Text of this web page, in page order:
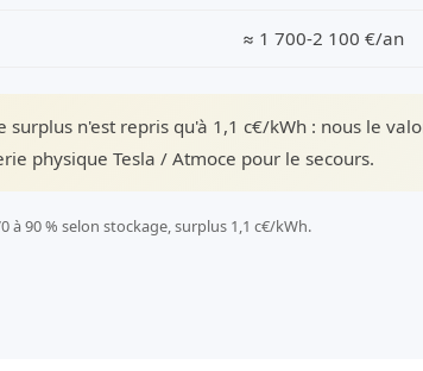
≈ 1 700-2 100 €/an
surplus n'est repris qu'à 1,1 c€/kWh : nous le
physique Tesla / Atmoce pour le secours.
90 % selon stockage, surplus 1,1 c€/kWh.